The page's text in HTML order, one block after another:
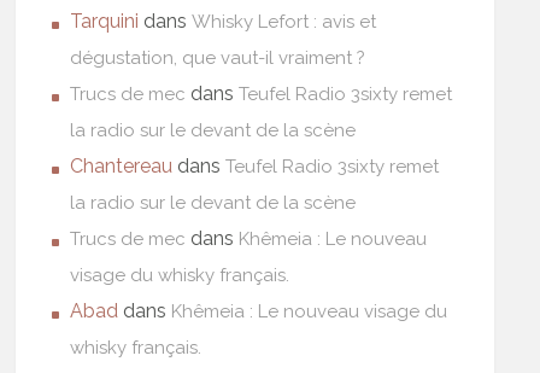
Tarquini dansWhisky Lefort : avis et
dégustation, que vaut-il vraiment ?
Trucs de mec dansTeufel Radio 3sixty remet
la radio sur le devant de la scène
Chantereau dansTeufel Radio 3sixty remet
la radio sur le devant de la scène
Trucs de mec dans Khêmeia : Le nouveau
visage du whisky français.
Abad dans Khêmeia : Le nouveau visage du
whisky français.